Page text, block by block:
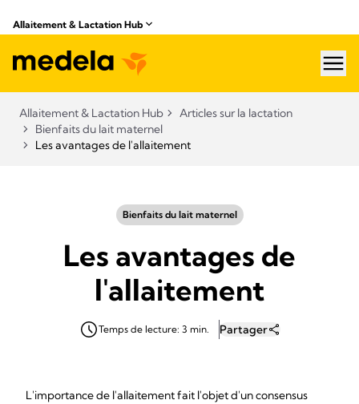
Allaitement & Lactation Hub​
Allaitement & Lactation Hub​
Articles sur la lactation
Bienfaits du lait maternel
Les avantages de l'allaitement
Bienfaits du lait maternel
Les avantages de
l'allaitement
Temps de lecture: 3 min. Partager
L'importance de l'allaitement fait l'objet d'un consensus